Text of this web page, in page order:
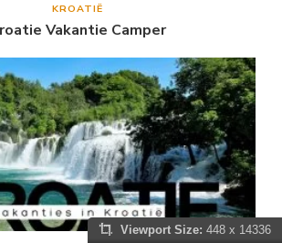
KROATIË
Vakantie Camper
Viewport Size: 448 x 14336